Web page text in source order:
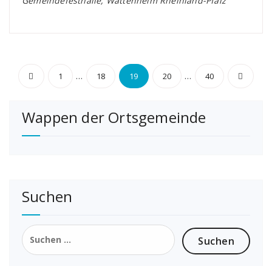
Seitennummerierung
Beiträge
1 … 18 19 20 … 40
Wappen der Ortsgemeinde
Suchen
Suchen
nach: